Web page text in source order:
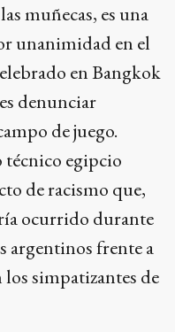
muñecas, es una
unanimidad en el
en Bangkok
denunciar
de juego.
técnico egipcio
de racismo que,
ocurrido durante
argentinos frente a
simpatizantes de